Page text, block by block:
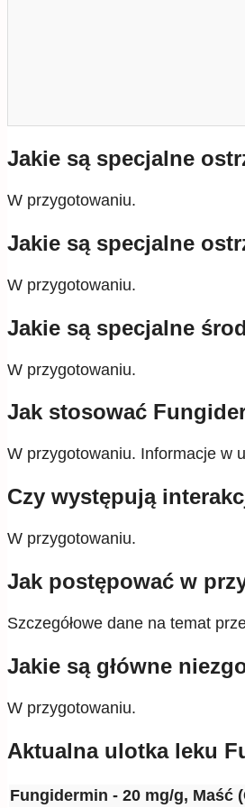
Jakie są specjalne
W przygotowaniu.
Jakie są specjalne
W przygotowaniu.
Jakie są specjalne
W przygotowaniu.
Jak stosować
W przygotowaniu. Informacje w
Czy występują
W przygotowaniu.
Jak postępować w
Szczegółowe dane na temat
Jakie są główne
W przygotowaniu.
Aktualna ulotka leku
Fungidermin - 20 mg/g, Maść